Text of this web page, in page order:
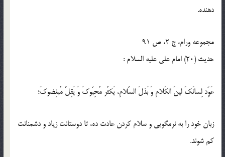
دهنده.
مجموعه ورام، ج 2، ص 91
حدیث (20) امام على عليه‏ السلام :
عَوِّد لِسانَكَ لينَ الكَلامِ وَ بَذلَ السَّلامِ، يَكثُر مُحِبّوكَ وَ يَقِلَّ مُبغِضوكَ؛
زبان خود را به نرمگويى و سلام كردن عادت ده، تا دوستانت زياد و دشمنانت
كم شوند.